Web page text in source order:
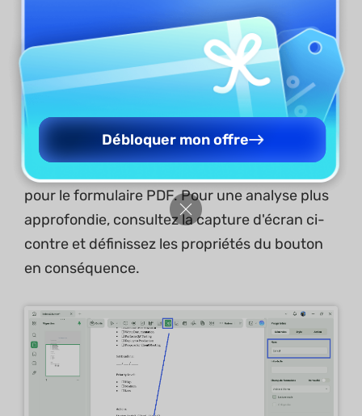
disponibles pour cet élément, que vous
pouvez ajuster lors de la configuration du nom
et de l'icône du bouton.
Lors de la création d'un bouton d'action,
accédez à l' onglet« Actions », sélectionnez
un déclencheur et définissez une action ciblée
pour le formulaire PDF. Pour une analyse plus
approfondie, consultez la capture d'écran ci-
contre et définissez les propriétés du bouton
en conséquence.
Débloquer mon offre